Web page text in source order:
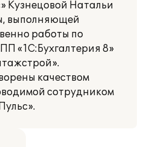
Кузнецовой Натальи
выполняющей
работы по
«1С:Бухгалтерия 8»
качеством
сотрудником